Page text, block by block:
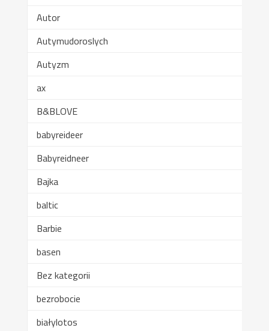
Autor
Autymudoroslych
Autyzm
ax
B&BLOVE
babyreideer
Babyreidneer
Bajka
baltic
Barbie
basen
Bez kategorii
bezrobocie
białylotos